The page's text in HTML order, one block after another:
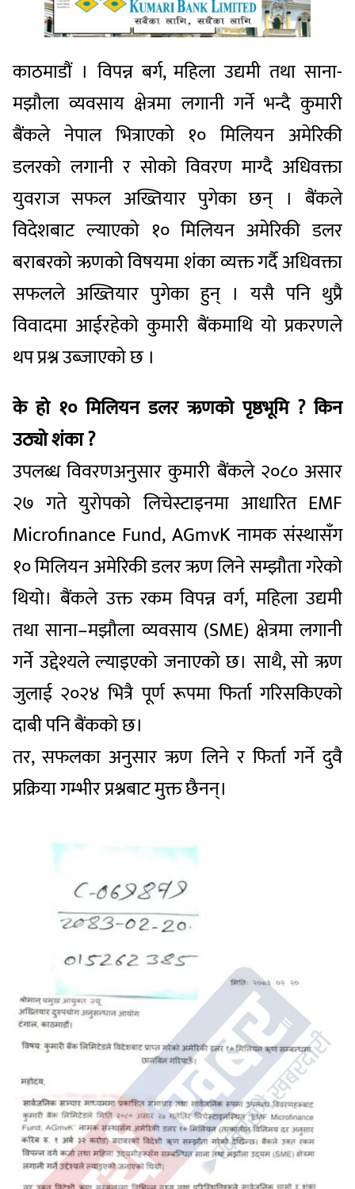
काठमाडौं । विपन्न बर्ग, महिला उद्यमी तथा साना-
मझौला व्यवसाय क्षेत्रमा लगानी गर्ने भन्दै कुमारी
बैंकले नेपाल भित्राएको १० मिलियन अमेरिकी
डलरको लगानी र सोको विवरण माग्दै अधिवक्ता
युवराज सफल अख्तियार पुगेका छन् । बैंकले
विदेशबाट ल्याएको १० मिलियन अमेरिकी डलर
बराबरको ऋणको विषयमा शंका व्यक्त गर्दै अधिवक्ता
सफलले अख्तियार पुगेका हुन् । यसै पनि थुप्रै
विवादमा आईरहेको कुमारी बैंकमाथि यो प्रकरणले
थप प्रश्न उब्जाएको छ ।
के हो १० मिलियन डलर ऋणको पृष्ठभूमि ? किन
उठ्यो शंका ?
उपलब्ध विवरणअनुसार कुमारी बैंकले २०८० असार
२७ गते युरोपको लिचेस्टाइनमा आधारित EMF
Microfinance Fund, AGmvK नामक संस्थासँग
१० मिलियन अमेरिकी डलर ऋण लिने सम्झौता गरेको
थियो। बैंकले उक्त रकम विपन्न वर्ग, महिला उद्यमी
तथा साना–मझौला व्यवसाय (SME) क्षेत्रमा लगानी
गर्ने उद्देश्यले ल्याइएको जनाएको छ। साथै, सो ऋण
जुलाई २०२४ भित्रै पूर्ण रूपमा फिर्ता गरिसकिएको
दाबी पनि बैंकको छ।
तर, सफलका अनुसार ऋण लिने र फिर्ता गर्ने दुवै
प्रक्रिया गम्भीर प्रश्नबाट मुक्त छैनन्।